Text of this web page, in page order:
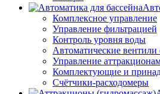
Комплексное управление
Управление фильтрацией
Контроль уровня воды
Автоматические
Управление
Комплектующие и
Счётчики-расходомеры